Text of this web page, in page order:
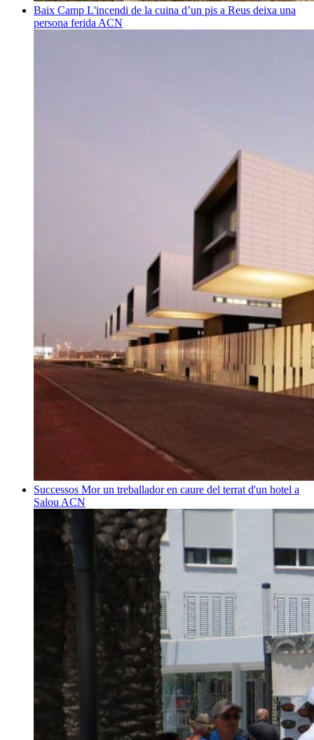
Baix Camp L'incendi de la cuina d’un pis a Reus deixa una
persona ferida ACN
Successos Mor un treballador en caure del terrat d'un hotel a
Salou ACN